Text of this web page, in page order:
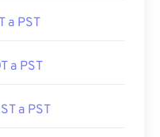
a PST
a PST
a PST